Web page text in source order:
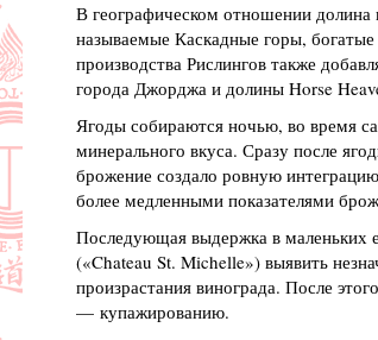
В географическом отношении долина
называемые Каскадные горы,
производства Рислингов также
города Джорджа и долины Horse
Ягоды собираются ночью, во время
минерального вкуса. Сразу после
брожение создало ровную
более медленными показателями
Последующая выдержка в маленьких
(«Chateau St. Michelle») выявить
произрастания винограда. После
— купажированию.